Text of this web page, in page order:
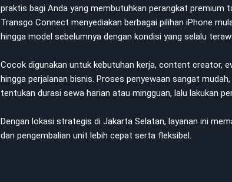
praktis bagi Anda yang membutuhkan perangkat premium
Transgo Connect menyediakan berbagai pilihan iPhone
hingga model sebelumnya dengan kondisi yang selalu
Cocok digunakan untuk kebutuhan kerja, content creator,
hingga perjalanan bisnis. Proses penyewaan sangat
tentukan durasi sewa harian atau mingguan, lalu lakukan
Dengan lokasi strategis di Jakarta Selatan, layanan ini
dan pengembalian unit lebih cepat serta fleksibel.